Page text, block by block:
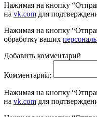
Нажимая на кнопку
на vk.com для
Нажимая на кнопку
обработку ваших
Добавить комментарий
Комментарий:
Нажимая на кнопку
на vk.com для